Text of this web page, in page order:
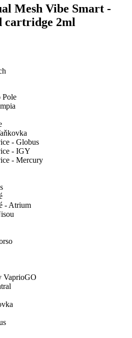
Mesh Vibe Smart -
cartridge 2ml
Pole
- Globus
- IGY
- Mercury
- Atrium
VaprioGO